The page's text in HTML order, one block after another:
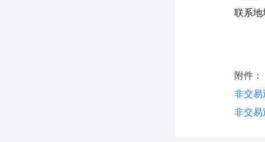
联系地
附件：
非交易
非交易